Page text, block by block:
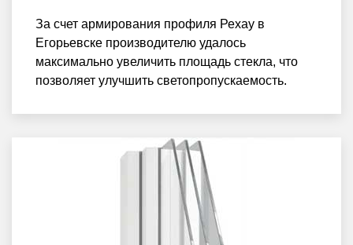
За счет армирования профиля Рехау в
Егорьевске производителю удалось
максимально увеличить площадь стекла, что
позволяет улучшить светопропускаемость.